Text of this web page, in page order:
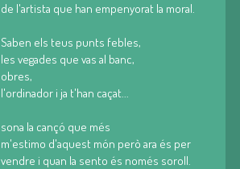
de l'artista que han empenyorat la moral.
Saben els teus punts febles,
les vegades que vas al banc,
obres,
l'ordinador i ja t'han caçat...
sona la cançó que més
m'estimo d'aquest món però ara és per
vendre i quan la sento és només soroll.